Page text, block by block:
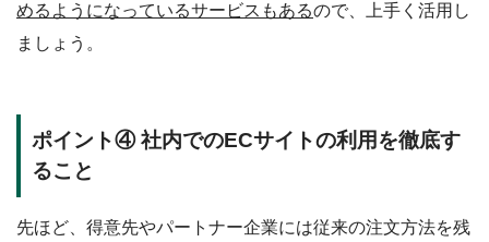
めるようになっているサービスもあるので、上手く活用し
ましょう。
ポイント④ 社内でのECサイトの利用を徹底す
ること
先ほど、得意先やパートナー企業には従来の注文方法を残